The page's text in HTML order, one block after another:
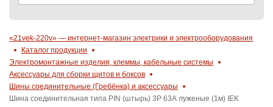
«21vek-220v» — интернет-магазин электрики и электрооборудования
Каталог продукции
Электромонтажные изделия, клеммы, кабельные системы
Аксессуары для сборки щитов и боксов
Шины соединительные (Гребёнка) и аксессуары
Шина соединительная типа PIN (штырь) 3P 63А луженые (1м) IEK